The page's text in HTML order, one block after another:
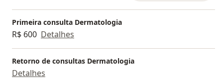
Primeira consulta Dermatologia
R$ 600 Detalhes
Retorno de consultas Dermatologia
Detalhes